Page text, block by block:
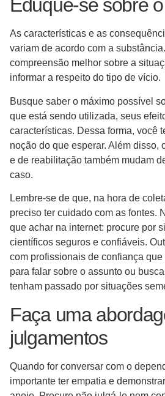
Eduque-se sobre
As características e as
variam de acordo com a
compreensão melhor sobre a
informar a respeito do tipo de vício.
Busque saber o máximo possível
que está sendo utilizada, seus
características. Dessa forma, você
noção do que esperar. Além disso,
e de reabilitação também mudam
caso.
Lembre-se de que, na hora de
preciso ter cuidado com as fontes.
que achar na internet: procure por
científicos seguros e confiáveis.
com profissionais de confiança
para falar sobre o assunto ou
tenham passado por situações
Faça uma
julgamentos
Quando for conversar com o
importante ter empatia e